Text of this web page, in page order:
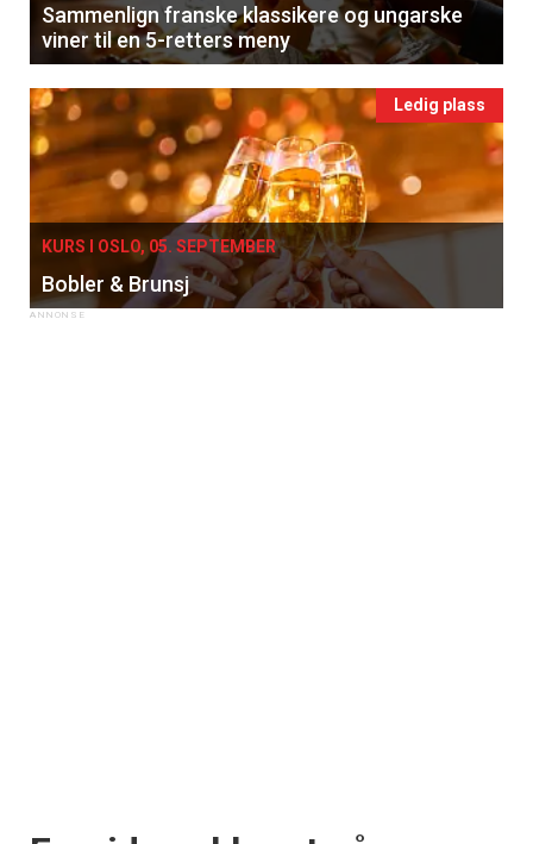
Sammenlign franske klassikere og ungarske
viner til en 5-retters meny
Ledig plass
KURS I OSLO, 05. SEPTEMBER
Bobler & Brunsj